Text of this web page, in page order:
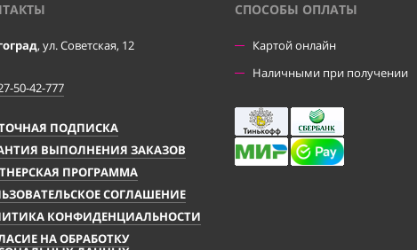
, ул. Советская, 12
50-42-777
ПОДПИСКА
ВЫПОЛНЕНИЯ ЗАКАЗОВ
ПРОГРАММА
СОГЛАШЕНИЕ
КОНФИДЕНЦИАЛЬНОСТИ
НА ОБРАБОТКУ
CПОСОБЫ ОПЛАТЫ
Картой онлайн
Наличными при получении